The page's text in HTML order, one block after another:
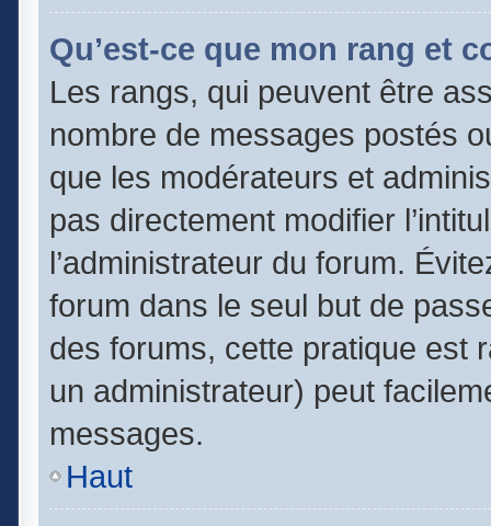
Qu’est-ce que mon rang et
Les rangs, qui peuvent être
nombre de messages postés
que les modérateurs et
pas directement modifier
l’administrateur du forum.
forum dans le seul but de
des forums, cette pratique est
un administrateur) peut
messages.
Haut